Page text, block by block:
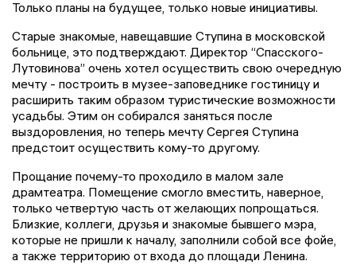
Только планы на будущее, только новые инициативы.
Старые знакомые, навещавшие Ступина в московской
больнице, это подтверждают. Директор “Спасского-
Лутовинова” очень хотел осуществить свою очередную
мечту - построить в музее-заповеднике гостиницу и
расширить таким образом туристические возможности
усадьбы. Этим он собирался заняться после
выздоровления, но теперь мечту Сергея Ступина
предстоит осуществить кому-то другому.
Прощание почему-то проходило в малом зале
драмтеатра. Помещение смогло вместить, наверное,
только четвертую часть от желающих попрощаться.
Близкие, коллеги, друзья и знакомые бывшего мэра,
которые не пришли к началу, заполнили собой все фойе,
а также территорию от входа до площади Ленина.